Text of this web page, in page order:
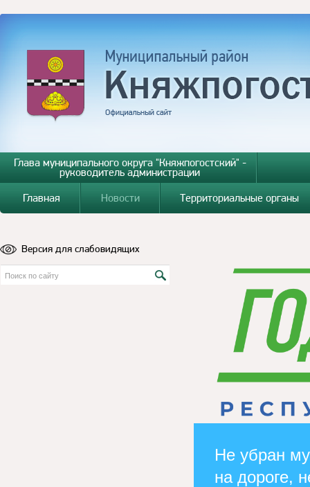
Глава муниципального округа "Княжпогостский" -
руководитель администрации
Главная
Новости Территориальные органы
Версия для слабовидящих
Не убран
на дороге,